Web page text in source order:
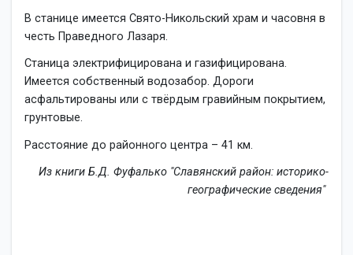
В станице имеется Свято-Никольский храм и часовня в
честь Праведного Лазаря.
Станица электрифицирована и газифицирована.
Имеется собственный водозабор. Дороги
асфальтированы или с твёрдым гравийным покрытием,
грунтовые.
Расстояние до районного центра – 41 км.
Из книги Б.Д. Фуфалько "Славянский район: историко-
географические сведения"